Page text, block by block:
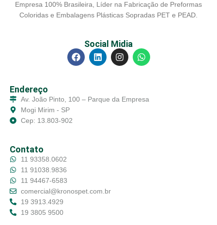
Empresa 100% Brasileira, Líder na Fabricação de Preformas
Coloridas e Embalagens Plásticas Sopradas PET e PEAD.
Social Midia
Endereço
Av. João Pinto, 100 – Parque da Empresa
Mogi Mirim - SP
Cep: 13.803-902
Contato
11 93358.0602
11 91038.9836
11 94467-6583
comercial@kronospet.com.br
19 3913.4929
19 3805 9500